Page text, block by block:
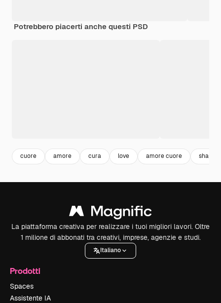
Potrebbero piacerti anche questi PSD
cuore amore cura love amore cuore shapes
La piattaforma creativa per realizzare i tuoi migliori lavori. Oltre
1 milione di abbonati tra creativi, imprese, agenzie e studi.
Italiano
Prodotti
Spaces
Assistente IA